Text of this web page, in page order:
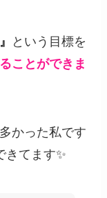
という目標を
ことができま
かった私です
きてます✨